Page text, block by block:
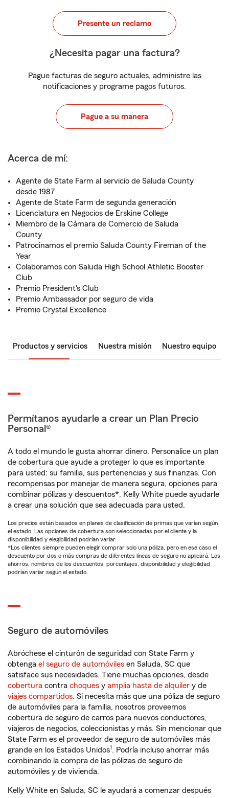
Presente un reclamo
¿Necesita pagar una factura?
Pague facturas de seguro actuales, administre las
notificaciones y programe pagos futuros.
Pague a su manera
Acerca de mí:
Agente de State Farm al servicio de Saluda County
desde 1987
Agente de State Farm de segunda generación
Licenciatura en Negocios de Erskine College
Miembro de la Cámara de Comercio de Saluda
County
Patrocinamos el premio Saluda County Fireman of the
Year
Colaboramos con Saluda High School Athletic Booster
Club
Premio President's Club
Premio Ambassador por seguro de vida
Premio Crystal Excellence
Productos y servicios Nuestra misión Nuestro equipo
Permítanos ayudarle a crear un Plan Precio
Personal®
A todo el mundo le gusta ahorrar dinero. Personalice un plan
de cobertura que ayude a proteger lo que es importante
para usted: su familia, sus pertenencias y sus finanzas. Con
recompensas por manejar de manera segura, opciones para
combinar pólizas y descuentos*, Kelly White puede ayudarle
a crear una solución que sea adecuada para usted.
Los precios están basados en planes de clasificación de primas que varían según
el estado. Las opciones de cobertura son seleccionadas por el cliente y la
disponibilidad y elegibilidad podrían variar.
*Los clientes siempre pueden elegir comprar solo una póliza, pero en ese caso el
descuento por dos o más compras de diferentes líneas de seguro no aplicará. Los
ahorros, nombres de los descuentos, porcentajes, disponibilidad y elegibilidad
podrían variar según el estado.
Seguro de automóviles
Abróchese el cinturón de seguridad con State Farm y
obtenga el seguro de automóviles en Saluda, SC que
satisface sus necesidades. Tiene muchas opciones, desde
cobertura contra choques y amplia hasta de alquiler y de
viajes compartidos. Si necesita más que una póliza de seguro
de automóviles para la familia, nosotros proveemos
cobertura de seguro de carros para nuevos conductores,
viajeros de negocios, coleccionistas y más. Sin mencionar que
State Farm es el proveedor de seguro de automóviles más
grande en los Estados Unidos1. Podría incluso ahorrar más
combinando la compra de las pólizas de seguro de
automóviles y de vivienda.
Kelly White en Saluda, SC le ayudará a comenzar después